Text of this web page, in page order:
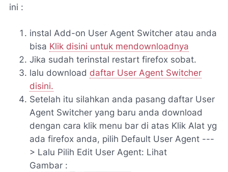
ini :
instal Add-on User Agent Switcher atau anda
bisa Klik disini untuk mendownloadnya
Jika sudah terinstal restart firefox sobat.
lalu download daftar User Agent Switcher
disini.
Setelah itu silahkan anda pasang daftar User
Agent Switcher yang baru anda download
dengan cara klik menu bar di atas Klik Alat yg
ada firefox anda, pilih Default User Agent ---
> Lalu Pilih Edit User Agent: Lihat
Gambar :